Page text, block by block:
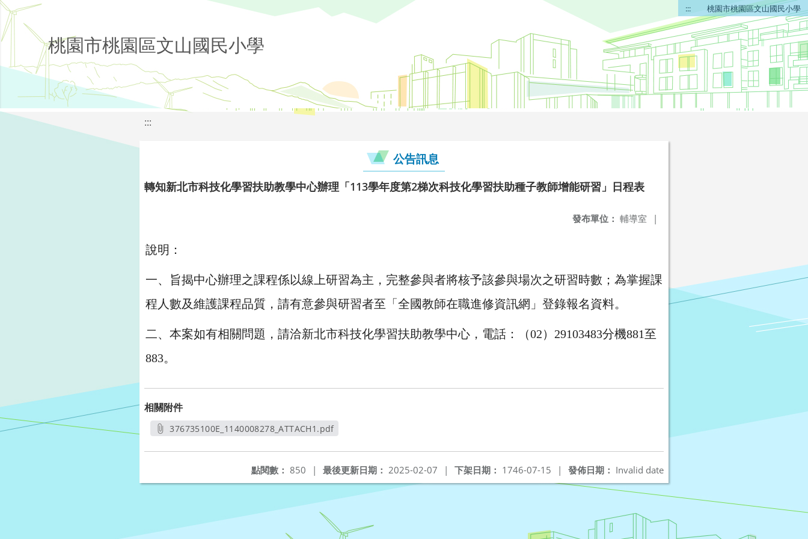
::: 桃園市桃園區文山國民小學
桃園市桃園區文山國民小學
:::
公告訊息
轉知新北市科技化學習扶助教學中心辦理「113學年度第2梯次科技化學習扶助種子教師增能研習」日程表
發布單位： 輔導室 |
說明：
一、旨揭中心辦理之課程係以線上研習為主，完整參與者將核予該參與場次之研習時數；為掌握課
程人數及維護課程品質，請有意參與研習者至「全國教師在職進修資訊網」登錄報名資料。
二、本案如有相關問題，請洽新北市科技化學習扶助教學中心，電話：（02）29103483分機881至
883。
相關附件
376735100E_1140008278_ATTACH1.pdf
發佈日期： Invalid date
下架日期： 1746-07-15 |
最後更新日期： 2025-02-07 |
點閱數： 850 |